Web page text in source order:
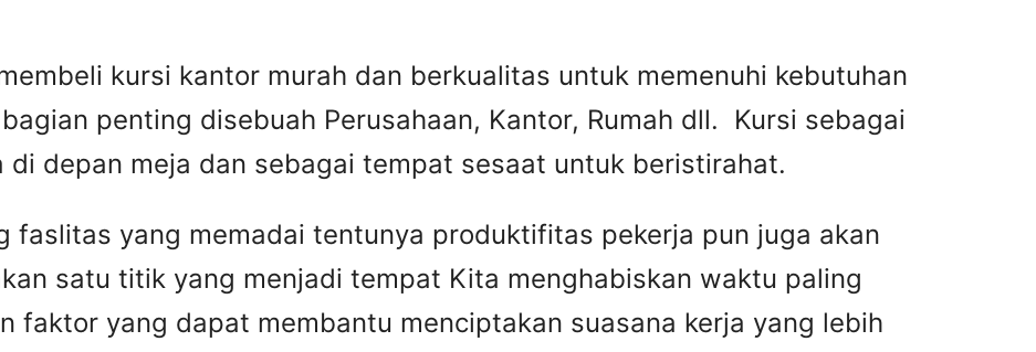
kursi kantor murah dan berkualitas untuk memenuhi kebutuhan
penting disebuah Perusahaan, Kantor, Rumah dll. Kursi sebagai
depan meja dan sebagai tempat sesaat untuk beristirahat.
faslitas yang memadai tentunya produktifitas pekerja pun juga akan
satu titik yang menjadi tempat Kita menghabiskan waktu paling
faktor yang dapat membantu menciptakan suasana kerja yang lebih